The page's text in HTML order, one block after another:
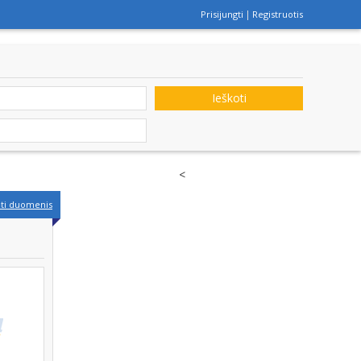
Prisijungti Registruotis
Ieškoti
duomenis
<